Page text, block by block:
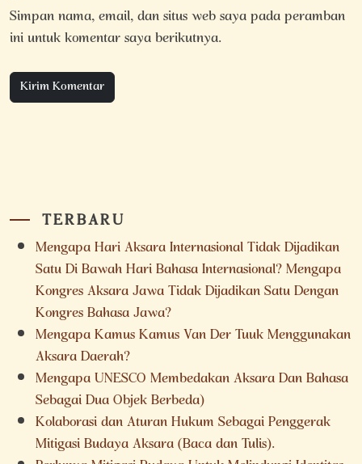
Simpan nama, email, dan situs web saya pada peramban
ini untuk komentar saya berikutnya.
TERBARU
Mengapa Hari Aksara Internasional Tidak Dijadikan
Satu Di Bawah Hari Bahasa Internasional? Mengapa
Kongres Aksara Jawa Tidak Dijadikan Satu Dengan
Kongres Bahasa Jawa?
Mengapa Kamus Kamus Van Der Tuuk Menggunakan
Aksara Daerah?
Mengapa UNESCO Membedakan Aksara Dan Bahasa
Sebagai Dua Objek Berbeda)
Kolaborasi dan Aturan Hukum Sebagai Penggerak
Mitigasi Budaya Aksara (Baca dan Tulis).